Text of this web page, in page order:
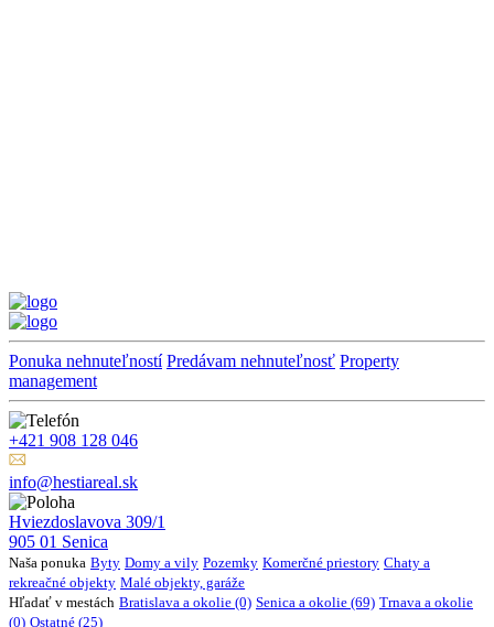
Ponuka nehnuteľností Predávam nehnuteľnosť Property
management
+421 908 128 046
info@hestiareal.sk
Hviezdoslavova 309/1
905 01 Senica
Naša ponuka Byty Domy a vily Pozemky Komerčné priestory Chaty a
rekreačné objekty Malé objekty, garáže
Hľadať v mestách Bratislava a okolie (0) Senica a okolie (69) Trnava a okolie
(0) Ostatné (25)